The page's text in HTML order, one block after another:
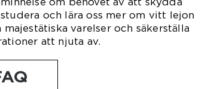
och lära oss mer om vitt lejon
varelser och säkerställa
att njuta av.